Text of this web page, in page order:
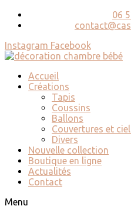
06
Instagram Facebook
Accueil
Créations
Tapis
Coussins
Ballons
Couvertures et
Divers
Nouvelle collection
Boutique en ligne
Actualités
Contact
Menu